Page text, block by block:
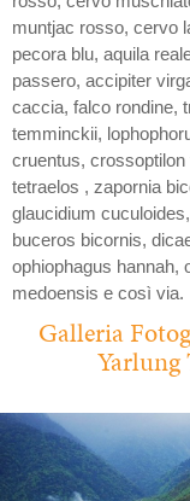
muntjac rosso, cervo
pecora blu, aquila
passero, accipiter
caccia, falco rondine,
temminckii,
cruentus,
tetraelos , zapornia
glaucidium
buceros bicornis,
ophiophagus hannah,
medoensis e così via.
Galleria
Yarlung